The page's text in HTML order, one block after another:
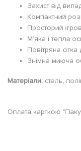
Захист від
Компактний
Просторий
М’яка і тепла
Повітряна
Знімна миюча
Матеріали: сталь,
Оплата карткою